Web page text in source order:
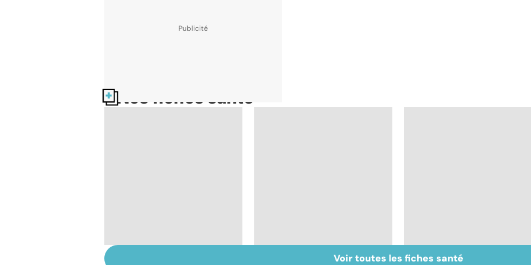
Nos fiches santé
Voir toutes les fiches santé